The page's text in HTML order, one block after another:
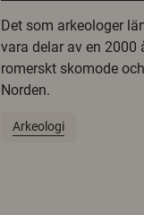
Det som arkeologer
vara delar av en 2000
romerskt skomode
Norden.
Arkeologi